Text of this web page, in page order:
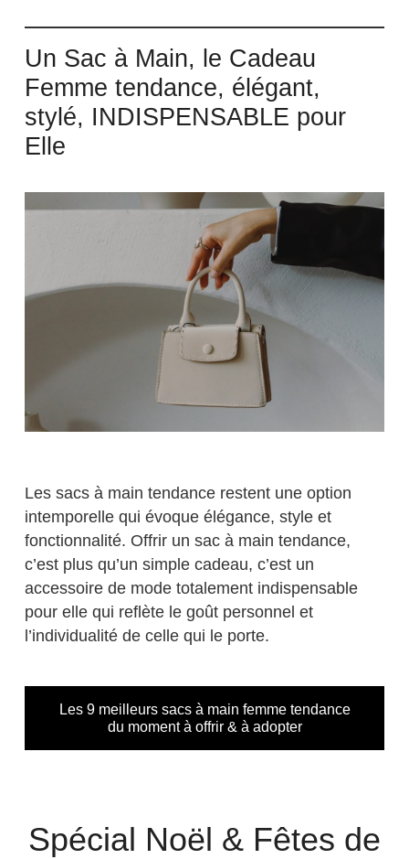
Un Sac à Main, le Cadeau
Femme tendance, élégant,
stylé, INDISPENSABLE pour
Elle
Les sacs à main tendance restent une option
intemporelle qui évoque élégance, style et
fonctionnalité. Offrir un sac à main tendance,
c’est plus qu’un simple cadeau, c’est un
accessoire de mode totalement indispensable
pour elle qui reflète le goût personnel et
l’individualité de celle qui le porte.
Les 9 meilleurs sacs à main femme tendance
du moment à offrir & à adopter
Spécial Noël & Fêtes de